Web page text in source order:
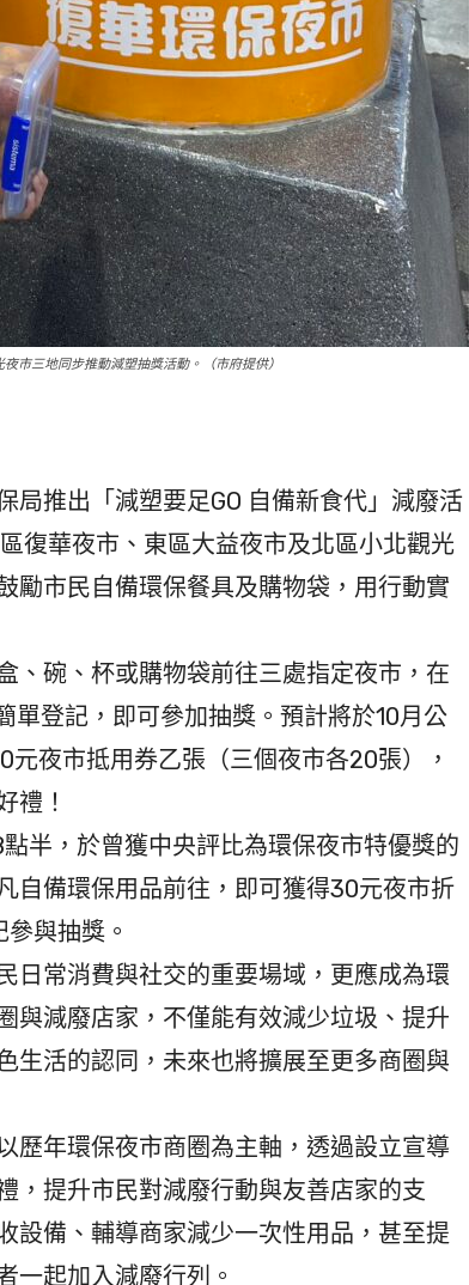
市三地同步推動減塑抽獎活動。（市府提供）
推出「減塑要足GO 自備新食代」減廢活
復華夜市、東區大益夜市及北區小北觀光
勵市民自備環保餐具及購物袋，用行動實
碗、杯或購物袋前往三處指定夜市，在
單登記，即可參加抽獎。預計將於10月公
夜市抵用券乙張（三個夜市各20張），
禮！
半，於曾獲中央評比為環保夜市特優獎的
自備環保用品前往，即可獲得30元夜市折
與抽獎。
常消費與社交的重要場域，更應成為環
與減廢店家，不僅能有效減少垃圾、提升
生活的認同，未來也將擴展至更多商圈與
年環保夜市商圈為主軸，透過設立宣導
，提升市民對減廢行動與友善店家的支
設備、輔導商家減少一次性用品，甚至提
一起加入減廢行列。